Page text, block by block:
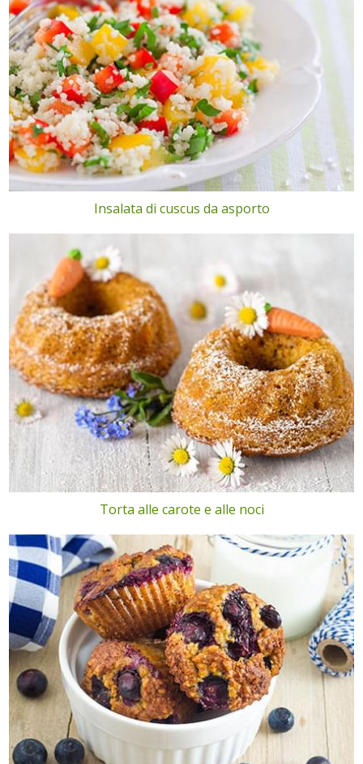
Insalata di cuscus da asporto
Torta alle carote e alle noci